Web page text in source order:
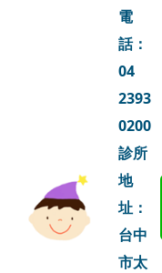
電
話：
04
2393
0200
診所
地
址：
台中
市太